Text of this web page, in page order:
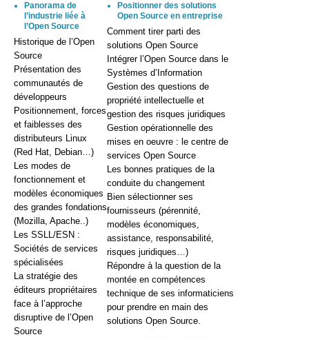
Panorama de
l’industrie liée à
l’Open Source
Historique de l’Open
Source
Présentation des
communautés de
développeurs
Positionnement, forces
et faiblesses des
distributeurs Linux
(Red Hat, Debian…)
Les modes de
fonctionnement et
modèles économiques
des grandes fondations
(Mozilla, Apache..)
Les SSLL/ESN :
Sociétés de services
spécialisées
La stratégie des
éditeurs propriétaires
face à l’approche
disruptive de l’Open
Source
Positionner des solutions
Open Source en entreprise
Comment tirer parti des
solutions Open Source
Intégrer l’Open Source dans le
Systèmes d’Information
Gestion des questions de
propriété intellectuelle et
gestion des risques juridiques
Gestion opérationnelle des
mises en oeuvre : le centre de
services Open Source
Les bonnes pratiques de la
conduite du changement
Bien sélectionner ses
fournisseurs (pérennité,
modèles économiques,
assistance, responsabilité,
risques juridiques…)
Répondre à la question de la
montée en compétences
technique de ses informaticiens
pour prendre en main des
solutions Open Source.